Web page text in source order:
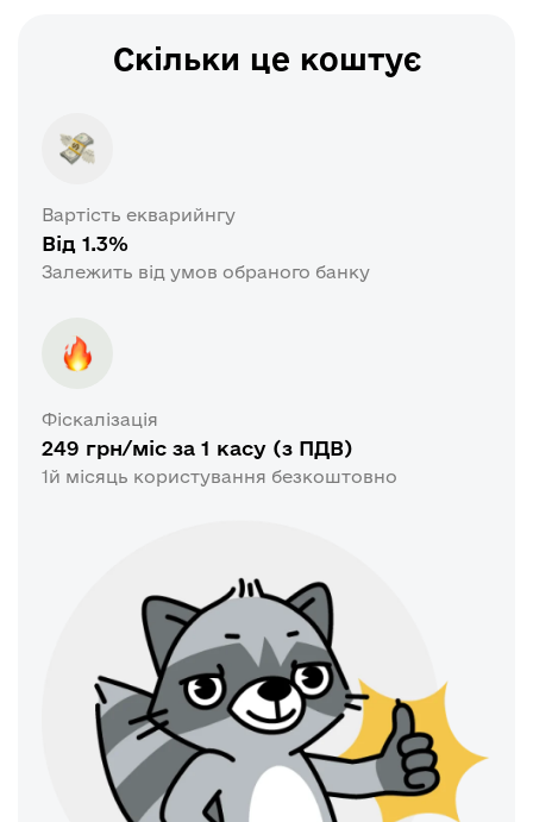
Скільки це коштує
Вартість екварийнгу
Від 1.3%
Залежить від умов обраного банку
Фіскалізація
249 грн/міс за 1 касу (з ПДВ)
1й місяць користування безкоштовно